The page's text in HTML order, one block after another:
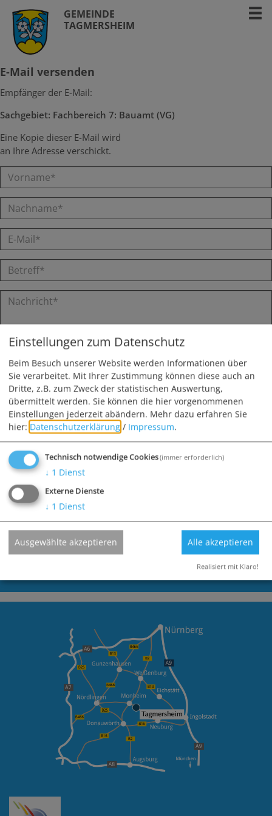
GEMEINDE
TAGMERSHEIM
E-Mail versenden
Empfänger der E-Mail:
Sachgebiet: Fachbereich 7: Bauamt (VG)
Eine Kopie dieser E-Mail wird
an Ihre Adresse verschickt.
Ich habe dieDatenschutzerklärung gelesenund bin damit
einverstanden.*
Senden *) Pflichtfeld
GEMEINDE TAGMERSHEIM
Kirchplatz 1 | 86704 Tagmersheim
Fax: 09094/902031
09094/1416
Einstellungen zum Datenschutz
Beim Besuch unserer Website werden Informationen über
Sie verarbeitet. Mit Ihrer Zustimmung können diese auch an
Dritte, z.B. zum Zweck der statistischen Auswertung,
übermittelt werden. Sie können die hier vorgenommenen
Einstellungen jederzeit abändern. Mehr dazu erfahren Sie
hier: Datenschutzerklärung / Impressum.
Technisch notwendige Cookies(immer erforderlich)
↓ 1 Dienst
Externe Dienste
↓ 1 Dienst
Ausgewählte akzeptieren Alle akzeptieren
Realisiert mit Klaro!